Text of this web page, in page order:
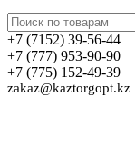
+7 (7152) 39-56-44
+7 (777) 953-90-90
+7 (775) 152-49-39
zakaz@kaztorgopt.kz